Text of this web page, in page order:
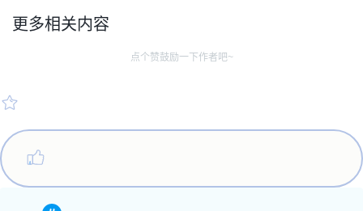
更多相关内容
点个赞鼓励一下作者吧~